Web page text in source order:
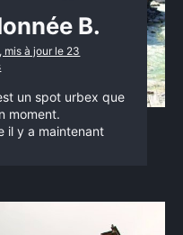
B.
mis à jour le 23
un spot urbex que
moment.
il y a maintenant